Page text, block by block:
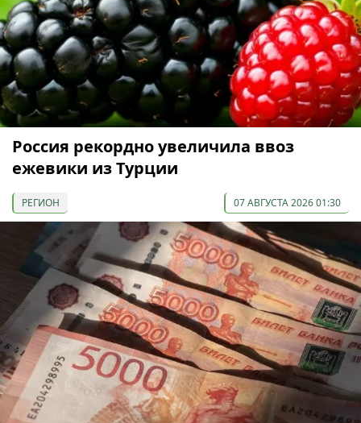
Россия рекордно увеличила ввоз
ежевики из Турции
РЕГИОН 07 АВГУСТА 2026 01:30